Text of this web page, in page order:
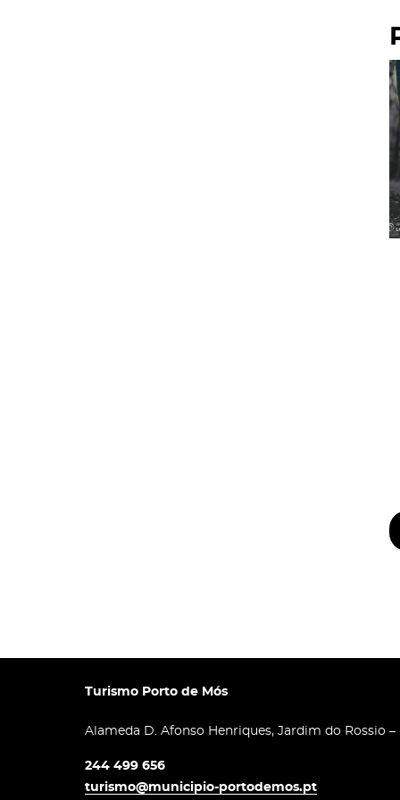
Turismo Porto de Mós
Alameda D. Afonso Henriques, Jardim do Rossio
244 499 656
turismo@municipio-portodemos.pt